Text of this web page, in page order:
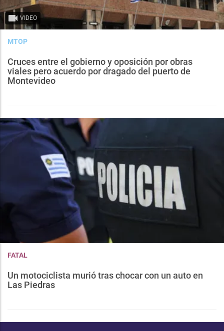
VIDEO
MTOP
Cruces entre el gobierno y oposición por obras
viales pero acuerdo por dragado del puerto de
Montevideo
FATAL
Un motociclista murió tras chocar con un auto en
Las Piedras